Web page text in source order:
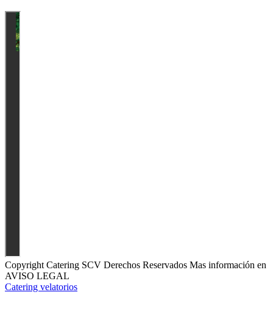
Copyright Catering SCV Derechos Reservados Mas información en
AVISO LEGAL
Catering velatorios